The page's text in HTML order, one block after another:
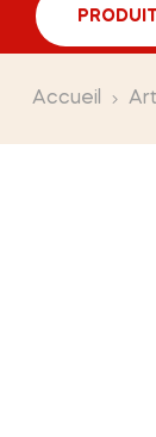
Accueil